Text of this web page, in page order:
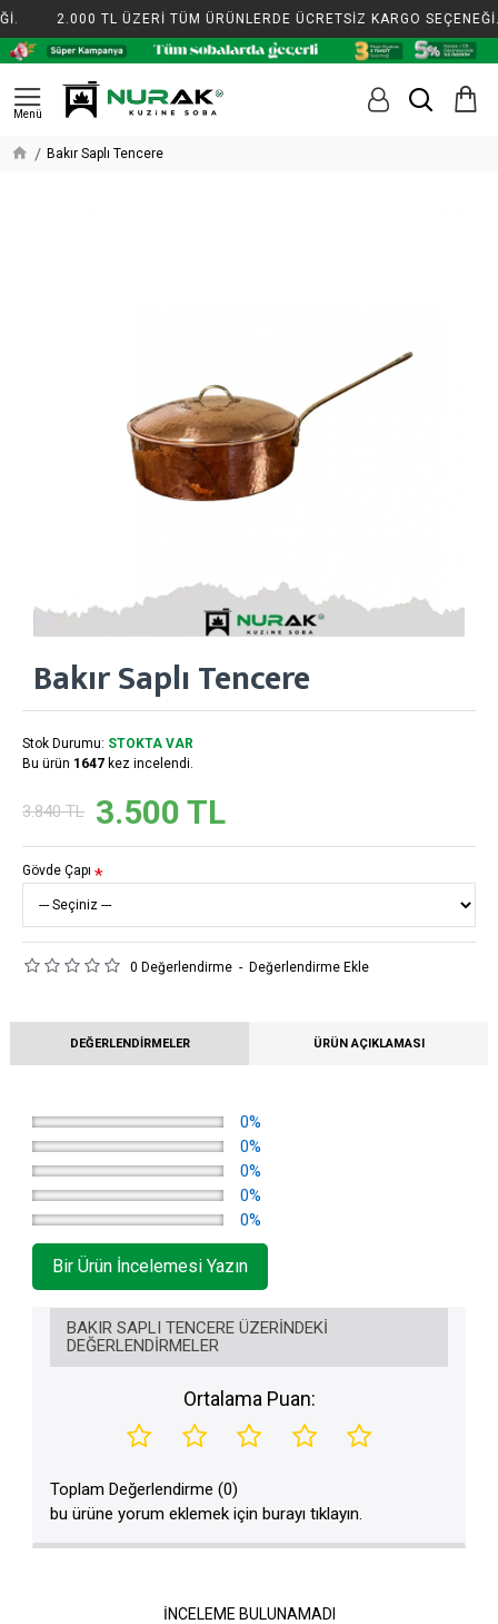
2.000 TL ÜZERİ TÜM ÜRÜNLERDE ÜCRETSİZ KARGO SEÇENEĞİ.
Bakır Saplı Tencere
Bakır Saplı Tencere
Stok Durumu: STOKTA VAR
Bu ürün 1647 kez incelendi.
0 Değerlendirme - Değerlendirme Ekle
3.500 TL
3.840 TL
Gövde Çapı
DEĞERLENDIRMELER ÜRÜN AÇIKLAMASI
0%
0%
0%
0%
0%
Bir Ürün İncelemesi Yazın
BAKIR SAPLI TENCERE ÜZERINDEKI
DEĞERLENDIRMELER
Ortalama Puan:
Toplam Değerlendirme (0)
bu ürüne yorum eklemek için burayı tıklayın.
İNCELEME BULUNAMADI